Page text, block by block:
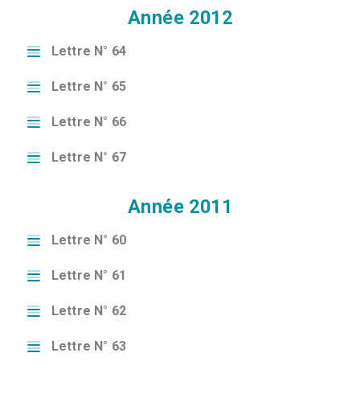
Année 2012
Lettre N° 64
Lettre N° 65
Lettre N° 66
Lettre N° 67
Année 2011
Lettre N° 60
Lettre N° 61
Lettre N° 62
Lettre N° 63